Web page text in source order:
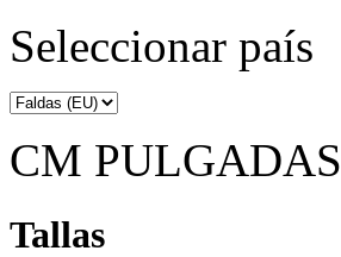
Seleccionar país
CM PULGADAS
Tallas